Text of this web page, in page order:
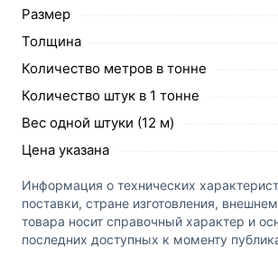
Размер
Толщина
Количество метров в тонне
Количество штук в 1 тонне
Вес одной штуки (12 м)
Цена указана
Информация о технических
поставки, стране изготовления,
товара носит справочный характер и
последних доступных к моменту